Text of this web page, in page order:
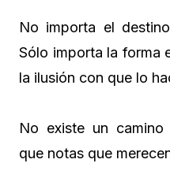
No importa el
Sólo importa la forma
la ilusión con que lo
No existe un
que notas que